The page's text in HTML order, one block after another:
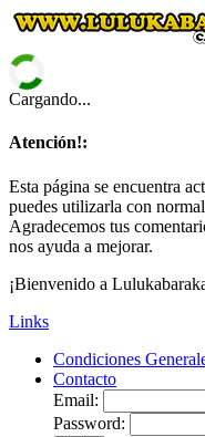
Cargando...
Atención!:
Esta página se encuentra
puedes utilizarla con
Agradecemos tus
nos ayuda a mejorar.
¡Bienvenido a
Links
Condiciones
Contacto
Email:
Password: